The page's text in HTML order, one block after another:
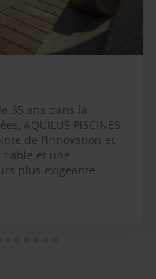
35 ans dans la
AQUILUS PISCINES
de l’innovation et
et une
plus exigeante.